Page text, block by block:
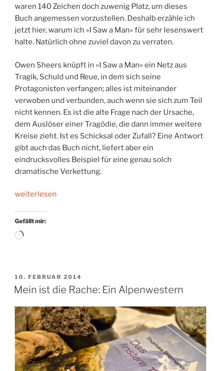
waren 140 Zeichen doch zuwenig Platz, um dieses
Buch angemessen vorzustellen. Deshalb erzähle ich
jetzt hier, warum ich »I Saw a Man« für sehr lesenswert
halte. Natürlich ohne zuviel davon zu verraten.
Owen Sheers knüpft in »I Saw a Man« ein Netz aus
Tragik, Schuld und Reue, in dem sich seine
Protagonisten verfangen; alles ist miteinander
verwoben und verbunden, auch wenn sie sich zum Teil
nicht kennen. Es ist die alte Frage nach der Ursache,
dem Auslöser einer Tragödie, die dann immer weitere
Kreise zieht. Ist es Schicksal oder Zufall? Eine Antwort
gibt auch das Buch nicht, liefert aber ein
eindrucksvolles Beispiel für eine genau solch
dramatische Verkettung.
„Schuld
Reue“
weiterlesen
Gefällt mir:
Wird
VERÖFFENTLICHT
AM
10. FEBRUAR 2014
Mein ist die Rache: Ein Alpenwestern